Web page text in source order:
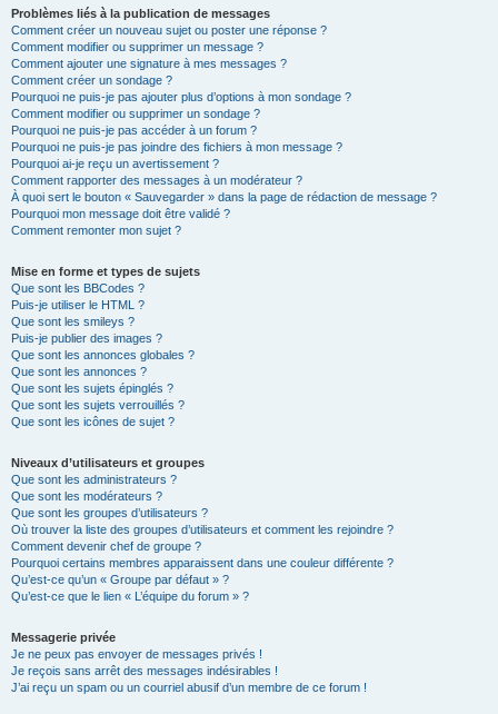
Problèmes liés à la publication de messages
Comment créer un nouveau sujet ou poster une réponse ?
Comment modifier ou supprimer un message ?
Comment ajouter une signature à mes messages ?
Comment créer un sondage ?
Pourquoi ne puis-je pas ajouter plus d’options à mon sondage ?
Comment modifier ou supprimer un sondage ?
Pourquoi ne puis-je pas accéder à un forum ?
Pourquoi ne puis-je pas joindre des fichiers à mon message ?
Pourquoi ai-je reçu un avertissement ?
Comment rapporter des messages à un modérateur ?
À quoi sert le bouton « Sauvegarder » dans la page de rédaction de message ?
Pourquoi mon message doit être validé ?
Comment remonter mon sujet ?
Mise en forme et types de sujets
Que sont les BBCodes ?
Puis-je utiliser le HTML ?
Que sont les smileys ?
Puis-je publier des images ?
Que sont les annonces globales ?
Que sont les annonces ?
Que sont les sujets épinglés ?
Que sont les sujets verrouillés ?
Que sont les icônes de sujet ?
Niveaux d’utilisateurs et groupes
Que sont les administrateurs ?
Que sont les modérateurs ?
Que sont les groupes d’utilisateurs ?
Où trouver la liste des groupes d’utilisateurs et comment les rejoindre ?
Comment devenir chef de groupe ?
Pourquoi certains membres apparaissent dans une couleur différente ?
Qu’est-ce qu’un « Groupe par défaut » ?
Qu’est-ce que le lien « L’équipe du forum » ?
Messagerie privée
Je ne peux pas envoyer de messages privés !
Je reçois sans arrêt des messages indésirables !
J’ai reçu un spam ou un courriel abusif d’un membre de ce forum !